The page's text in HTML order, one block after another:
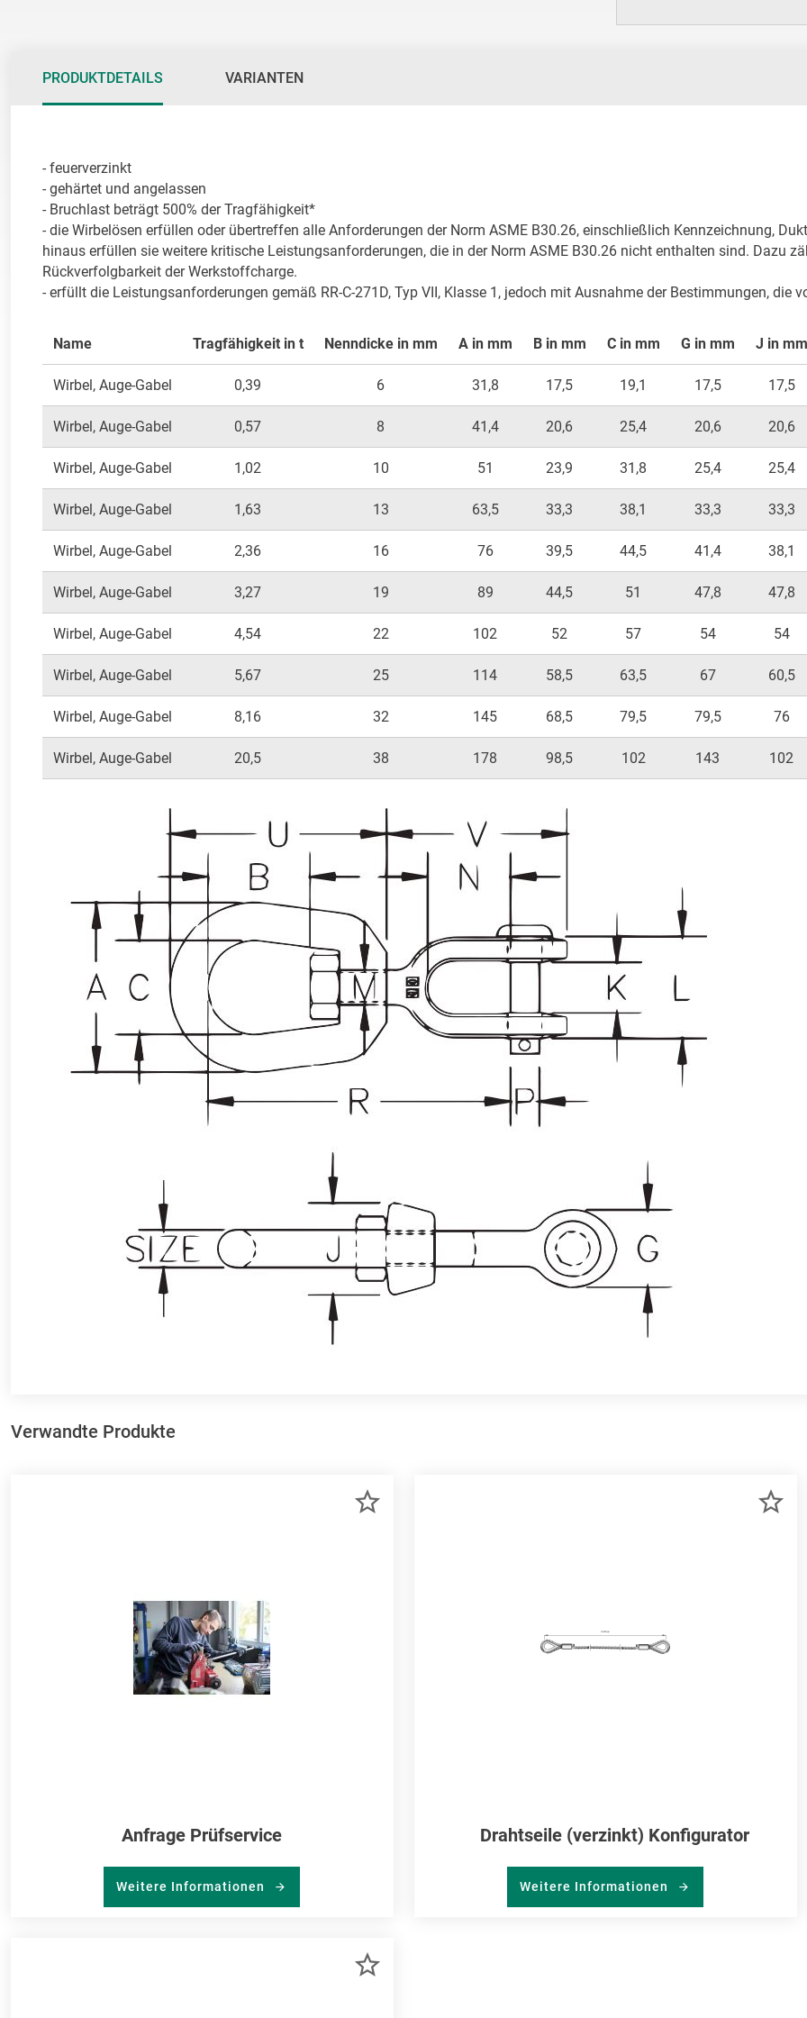
PRODUKTDETAILS
- feuerverzinkt
- gehärtet und angelassen
- Bruchlast beträgt 500% der Tragfähigkeit*
- die Wirbelösen erfüllen oder übertreffen alle Anforderungen der Norm ASME B30.26, einschließlich Kennzeichnung,
hinaus erfüllen sie weitere kritische Leistungsanforderungen, die in der Norm ASME B30.26 nicht enthalten sind. Dazu
Rückverfolgbarkeit der Werkstoffcharge.
- erfüllt die Leistungsanforderungen gemäß RR-C-271D, Typ VII, Klasse 1, jedoch mit Ausnahme der Bestimmungen, die
Name Tragfähigkeit in t Nenndicke in mm A in mm B in mm C in mm G in mm J in mm
Wirbel, Auge-Gabel 0,39 6 31,8 17,5 19,1 17,5 17,5
Wirbel, Auge-Gabel 0,57 8 41,4 20,6 25,4 20,6 20,6
Wirbel, Auge-Gabel 1,02 10 51 23,9 31,8 25,4 25,4
Wirbel, Auge-Gabel 1,63 13 63,5 33,3 38,1 33,3 33,3
Wirbel, Auge-Gabel 2,36 16 76 39,5 44,5 41,4 38,1
Wirbel, Auge-Gabel 3,27 19 89 44,5 51 47,8 47,8
Wirbel, Auge-Gabel 4,54 22 102 52 57 54 54
Wirbel, Auge-Gabel 5,67 25 114 58,5 63,5 67 60,5
Wirbel, Auge-Gabel 8,16 32 145 68,5 79,5 79,5 76
Wirbel, Auge-Gabel 20,5 38 178 98,5 102 143 102
VARIANTEN
Verwandte Produkte
Anfrage Prüfservice
Weitere Informationen
Drahtseile (verzinkt) Konfigurator
Weitere Informationen